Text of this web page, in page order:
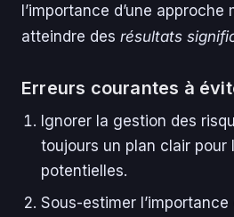
l’importance d’une
atteindre des résultats
Erreurs courantes à
Ignorer la gestion des
toujours un plan clair pour
potentielles.
Sous-estimer l’importance